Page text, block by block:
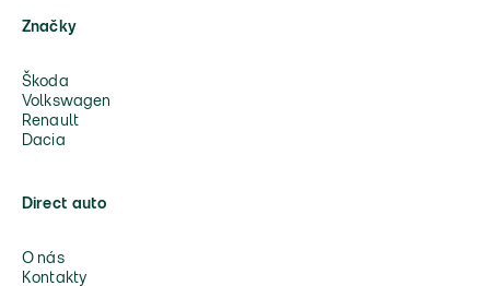
Značky
Škoda
Volkswagen
Renault
Dacia
Direct auto
O nás
Kontakty